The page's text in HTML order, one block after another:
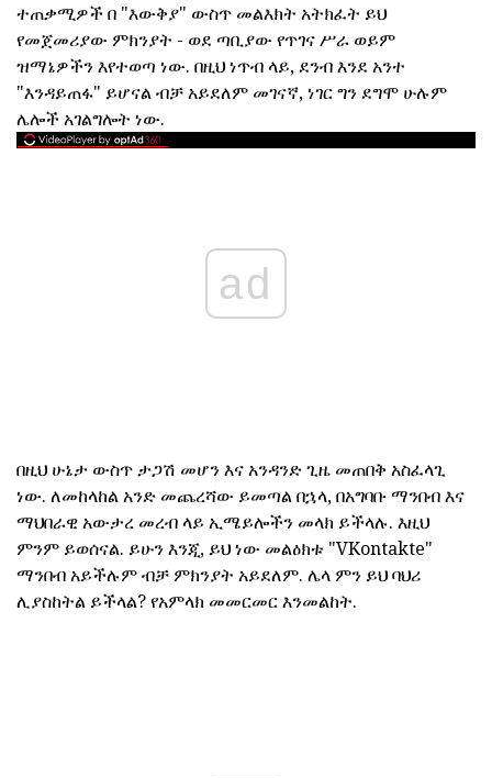
ተጠቃሚዎች በ "እውቅያ" ውስጥ መልእክት አትክፈት ይህ
የመጀመሪያው ምክንያት - ወደ ጣቢያው የጥገና ሥራ ወይም
ዝማኔዎችን እየተወጣ ነው. በዚህ ነጥብ ላይ, ደንብ እንደ አንተ
"እንዳይጠፋ" ይሆናል ብቻ አይደለም መገናኛ, ነገር ግን ደግሞ ሁሉም
ሌሎች አገልግሎት ነው.
ad
በዚህ ሁኔታ ውስጥ ታጋሽ መሆን እና አንዳንድ ጊዜ መጠበቅ አስፈላጊ
ነው. ለመከላከል አንድ መጨረሻው ይመጣል በኋላ, በአግባቡ ማንበብ እና
ማህበራዊ አውታረ መረብ ላይ ኢሜይሎችን መላክ ይችላሉ. እዚህ
ምንም ይወሰናል. ይሁን እንጂ, ይህ ነው መልዕክቱ "VKontakte"
ማንበብ አይችሉም ብቻ ምክንያት አይደለም. ሌላ ምን ይህ ባህሪ
ሊያስከትል ይችላል? የአምላክ መመርመር እንመልከት.